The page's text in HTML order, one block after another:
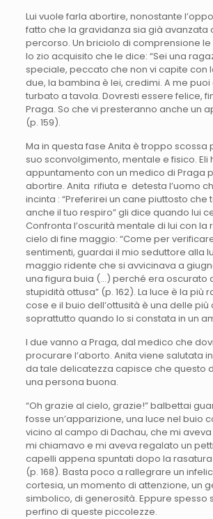
Lui vuole farla abortire, nonostante
fatto che la gravidanza sia già avanzata
percorso. Un briciolo di comprensione
lo zio acquisito che le dice: “Sei una
speciale, peccato che non vi capite con
due, la bambina è lei, credimi. A me
turbato a tavola. Dovresti essere felice,
Praga. So che vi presteranno anche un
(p. 159).
Ma in questa fase Anita è troppo scossa
suo sconvolgimento, mentale e fisico. Eli
appuntamento con un medico di Praga
abortire. Anita rifiuta e detesta l’uomo
incinta : “Preferirei un cane piuttosto che
anche il tuo respiro” gli dice quando lui
Confronta l’oscurità mentale di lui con la
cielo di fine maggio: “Come per
sentimenti, guardai il mio seduttore alla
maggio ridente che si avvicinava a
una figura buia (…) perché era oscurato
stupidità ottusa” (p. 162). La luce è la più
cose e il buio dell’ottusità è una delle più
soprattutto quando lo si constata in un
I due vanno a Praga, dal medico che
procurare l’aborto. Anita viene salutata
da tale delicatezza capisce che questo
una persona buona.
“Oh grazie al cielo, grazie!” balbettai
fosse un’apparizione, una luce nel buio
vicino al campo di Dachau, che mi
mi chiamavo e mi aveva regalato un
capelli appena spuntati dopo la rasatura
(p. 168). Basta poco a rallegrare un
cortesia, un momento di attenzione, un
simbolico, di generosità. Eppure spesso
perfino di queste piccolezze.